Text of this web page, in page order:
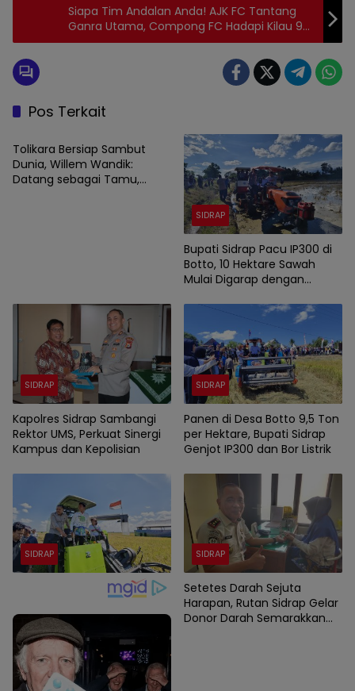
Siapa Tim Andalan Anda! AJK FC Tantang
Ganra Utama, Compong FC Hadapi Kilau 99
FC di Sidrap Cup 2026 Hari Ini
Pos Terkait
SIDRAP
Tolikara Bersiap Sambut
Dunia, Willem Wandik:
Datang sebagai Tamu,
SIDRAP
Bupati Sidrap Pacu IP300 di
Botto, 10 Hektare Sawah
Mulai Digarap dengan
SIDRAP
Kapolres Sidrap Sambangi
Rektor UMS, Perkuat Sinergi
Kampus dan Kepolisian
SIDRAP
Panen di Desa Botto 9,5 Ton
per Hektare, Bupati Sidrap
Genjot IP300 dan Bor Listrik
SIDRAP SIDRAP
Setetes Darah Sejuta
Harapan, Rutan Sidrap Gelar
Donor Darah Semarakkan